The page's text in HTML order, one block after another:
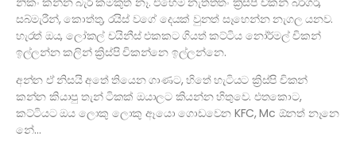
සබ්මැරීන්, කොත්තු, රයිස් වගේ දෙයක් වුනත් සෑහෙන්න නැගල යනව.
හැරත් ඔය, ලෝකල් චයිනීස් එකකට ගියත් කට්ටිය නෝර්මල් චිකන්
ඉල්ලන්න කලින් ක්‍රිස්පි චිකන්නෙ ඉල්ලන්නෙ.
අන්න ඒ නිසයි අතේ තියෙන ගාණට, හිතේ හැටියට ක්‍රිස්පි චිකන්
කන්න කියාපු තැන් ටිකක් ඔයාලට කියන්න හිතුවෙ. එතකොට,
කට්ටියට ඔය ලොකු ලොකු ඈයො ගොඩවෙන KFC, Mc ඕනත් නෑනෙ
නේ…